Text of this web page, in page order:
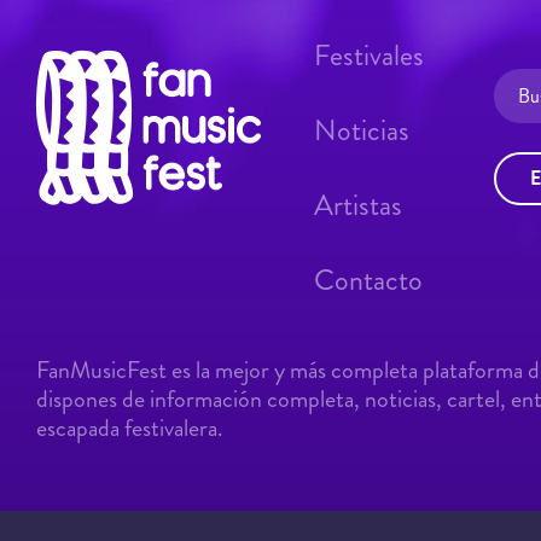
Festivales
Noticias
Artistas
Contacto
FanMusicFest es la mejor y más completa plataforma
dispones de información completa, noticias, cartel,
escapada festivalera.